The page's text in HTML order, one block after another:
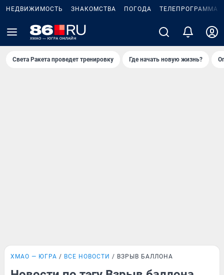
НЕДВИЖИМОСТЬ ЗНАКОМСТВА ПОГОДА ТЕЛЕПРОГРАММА
Света Ракета проведет тренировку Где начать новую жизнь?
ХМАО — ЮГРА ВСЕ НОВОСТИ ВЗРЫВ БАЛЛОНА